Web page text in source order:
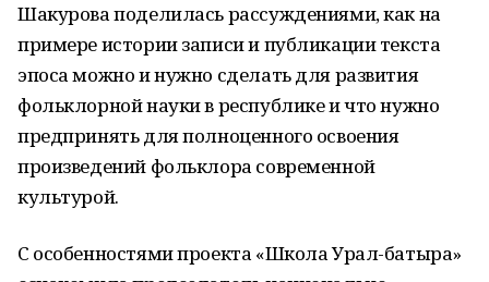
Шакурова поделилась рассуждениями, как на
примере истории записи и публикации текста
эпоса можно и нужно сделать для развития
фольклорной науки в республике и что нужно
предпринять для полноценного освоения
произведений фольклора современной
культурой.
С особенностями проекта «Школа Урал-батыра»